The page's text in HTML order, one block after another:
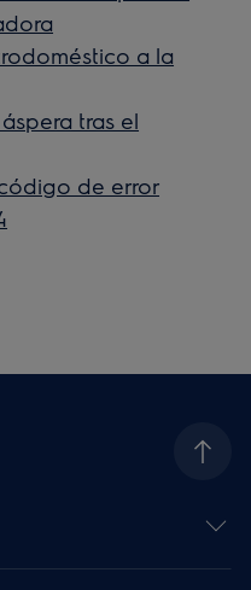
a la
tras el
de error